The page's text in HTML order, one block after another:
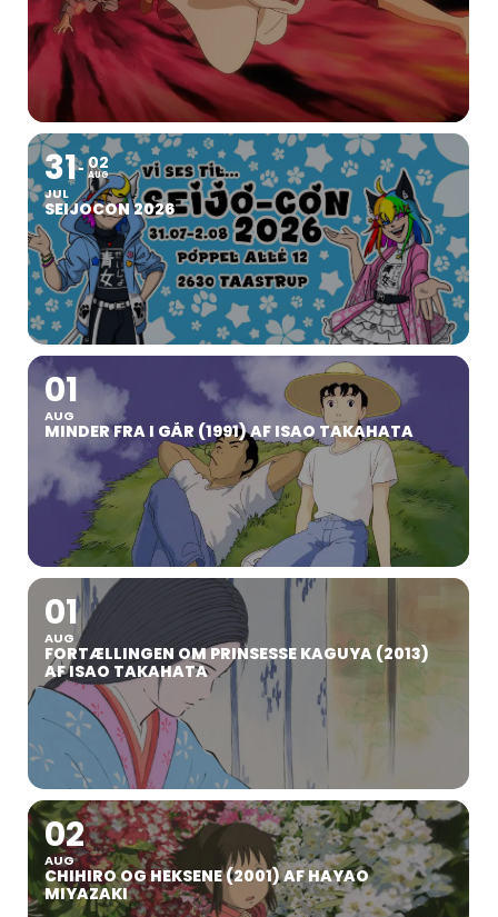
When and where is it?
The con this year will be the 15th to 17th of September. The con Will
open friday at 16:00 (4pm) and closes at 15:00 (3pm) sunday.
Once again in familiar surroundings at Nyborg Idrætscenter
The address is Storebæltsvej 13-15, 5800 Nyborg.
What does it cost?
A weekend ticket costs 150,- DKK.
A sleeping hall ticket costs 50,- DKK.
We are unfortunately unable to offer single day tickets, but have
raised the amount of tickets for sale
WILL WE SEE YOU AT NINJIN-CON 2023??
Art by @Mayonnaise in spring
31
JUL
02
AUG
SEIJOCON 2026
01
AUG
MINDER FRA I GÅR (1991) AF ISAO TAKAHATA
01
AUG
FORTÆLLINGEN OM PRINSESSE KAGUYA (2013)
AF ISAO TAKAHATA
02
AUG
CHIHIRO OG HEKSENE (2001) AF HAYAO
MIYAZAKI